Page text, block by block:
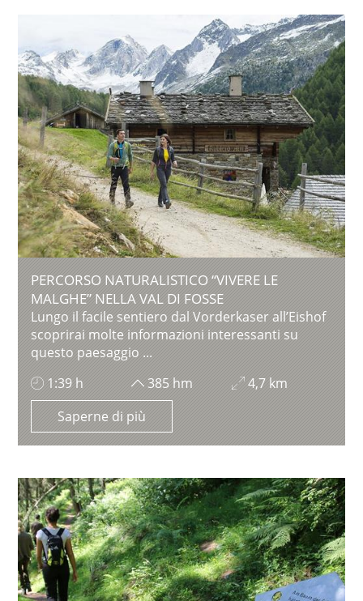
PERCORSO NATURALISTICO “VIVERE LE
MALGHE” NELLA VAL DI FOSSE
Lungo il facile sentiero dal Vorderkaser all’Eishof
scoprirai molte informazioni interessanti su
questo paesaggio ...
1:39 h
385 hm
4,7 km
Saperne di più